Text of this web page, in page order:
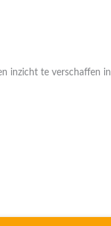
inzicht te verschaffen